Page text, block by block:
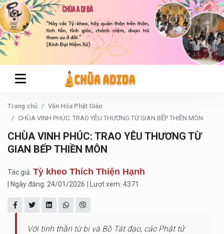
Trang chủ
Văn Hóa Phật Giáo
CHÙA VINH PHÚC: TRAO YÊU THƯƠNG TỪ GIAN BẾP THIỀN MÔN
CHÙA VINH PHÚC: TRAO YÊU THƯƠNG TỪ
GIAN BẾP THIỀN MÔN
Tác giả: Tỳ kheo Thích Thiện Hạnh
| Ngày đăng: 24/01/2026 | Lượt xem: 4371
Với tinh thần từ bi và Bồ Tát đạo, các Phật tử